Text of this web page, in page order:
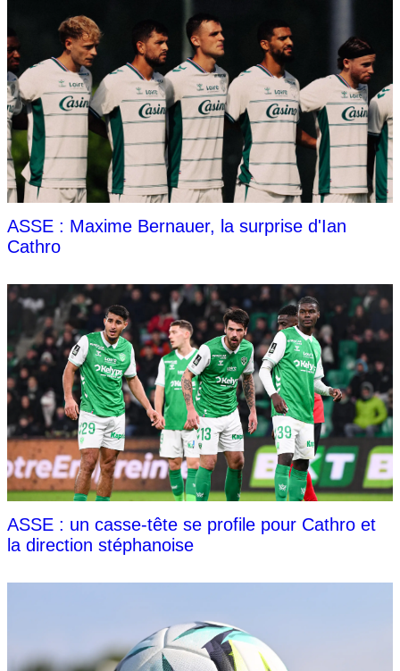
ASSE : Maxime Bernauer, la surprise d'Ian
Cathro
ASSE : un casse-tête se profile pour Cathro et
la direction stéphanoise